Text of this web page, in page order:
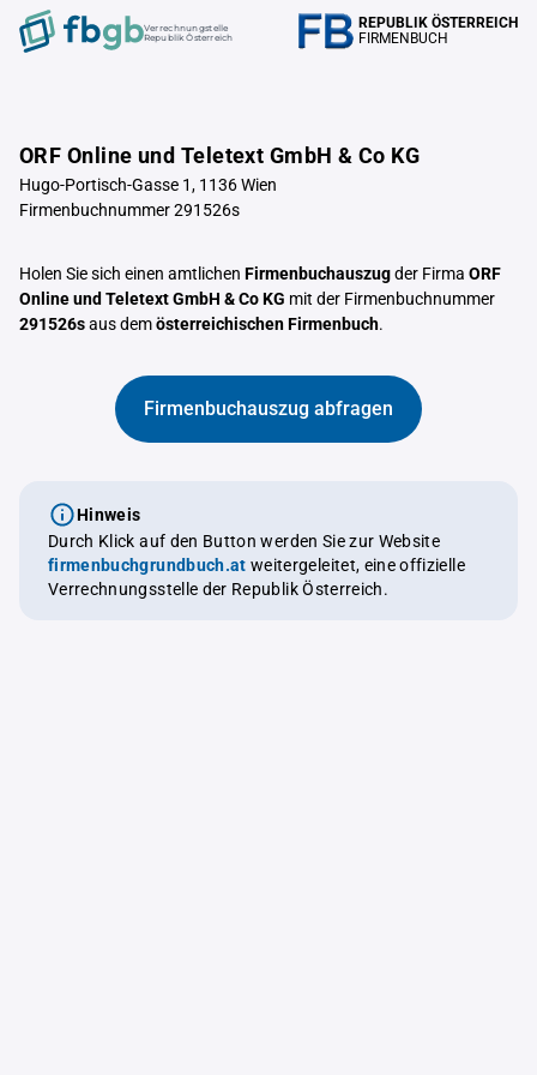
Verrechnungstelle
Republik Österreich
REPUBLIK ÖSTERREICH
FIRMENBUCH
ORF Online und Teletext GmbH & Co KG
Hugo-Portisch-Gasse 1, 1136 Wien
Firmenbuchnummer 291526s
Holen Sie sich einen amtlichen Firmenbuchauszugder Firma ORF
Online und Teletext GmbH & Co KG mit der Firmenbuchnummer
291526saus demösterreichischen Firmenbuch.
Firmenbuchauszug abfragen
Hinweis
Durch Klick auf den Button werden Sie zur Website
firmenbuchgrundbuch.at weitergeleitet, eine offizielle
Verrechnungsstelle der Republik Österreich.